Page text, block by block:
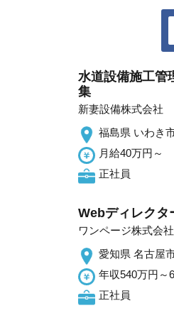
水道設備施工管
集
新妻設備株式会社
福島県 いわき
月給40万円～
正社員
Webディレクタ
ワンページ株式会社
愛知県 名古屋
年収540万円～
正社員